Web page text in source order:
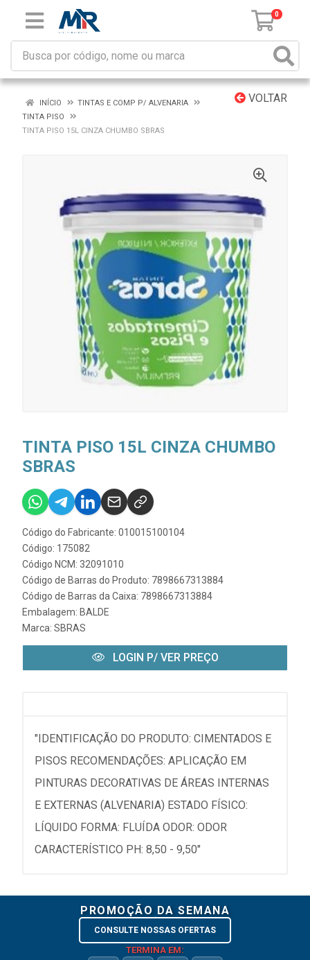
0
VOLTAR
INÍCIO
TINTAS E COMP P/ ALVENARIA
TINTA PISO
TINTA PISO 15L CINZA CHUMBO SBRAS
TINTA PISO 15L CINZA CHUMBO
SBRAS
Código do Fabricante: 010015100104
Código: 175082
Código NCM: 32091010
Código de Barras do Produto: 7898667313884
Código de Barras da Caixa: 7898667313884
Embalagem: BALDE
Marca: SBRAS
LOGIN P/ VER PREÇO
"IDENTIFICAÇÃO DO PRODUTO: CIMENTADOS E
PISOS RECOMENDAÇÕES: APLICAÇÃO EM
PINTURAS DECORATIVAS DE ÁREAS INTERNAS
E EXTERNAS (ALVENARIA) ESTADO FÍSICO:
LÍQUIDO FORMA: FLUÍDA ODOR: ODOR
CARACTERÍSTICO PH: 8,50 - 9,50"
PROMOÇÃO DA SEMANA
CONSULTE NOSSAS OFERTAS
TERMINA EM: